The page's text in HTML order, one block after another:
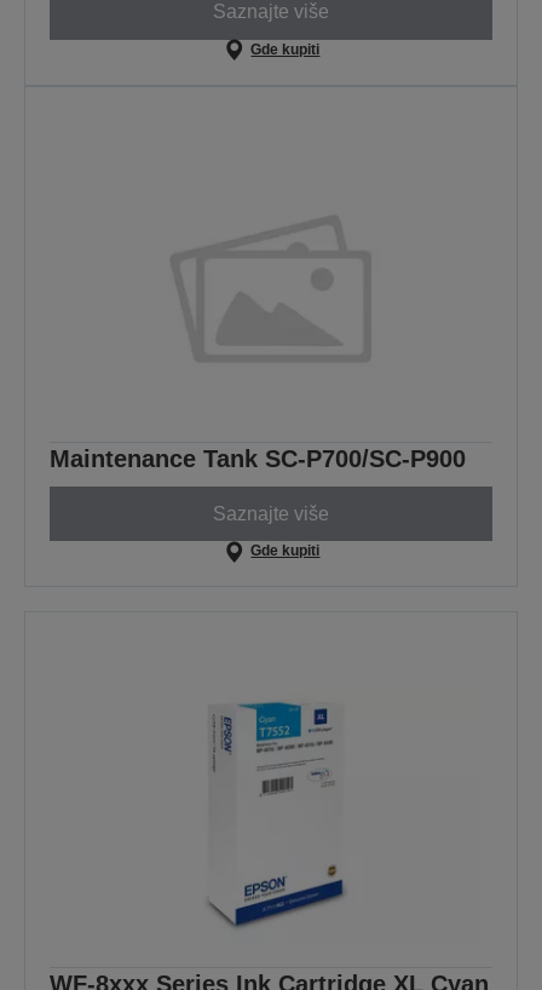
Saznajte više
Gde kupiti
Maintenance Tank SC-P700/SC-P900
Saznajte više
Gde kupiti
WF-8xxx Series Ink Cartridge XL Cyan